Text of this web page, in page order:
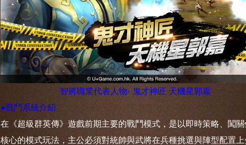
智將職業代表人物- 鬼才神匠 天機星郭嘉
●戰鬥系統介紹
在《超級群英傳》遊戲前期主要的戰鬥模式，是以即時策略、闖
核心的模式玩法，主公必須對統帥與武將在兵種挑選與陣型配置